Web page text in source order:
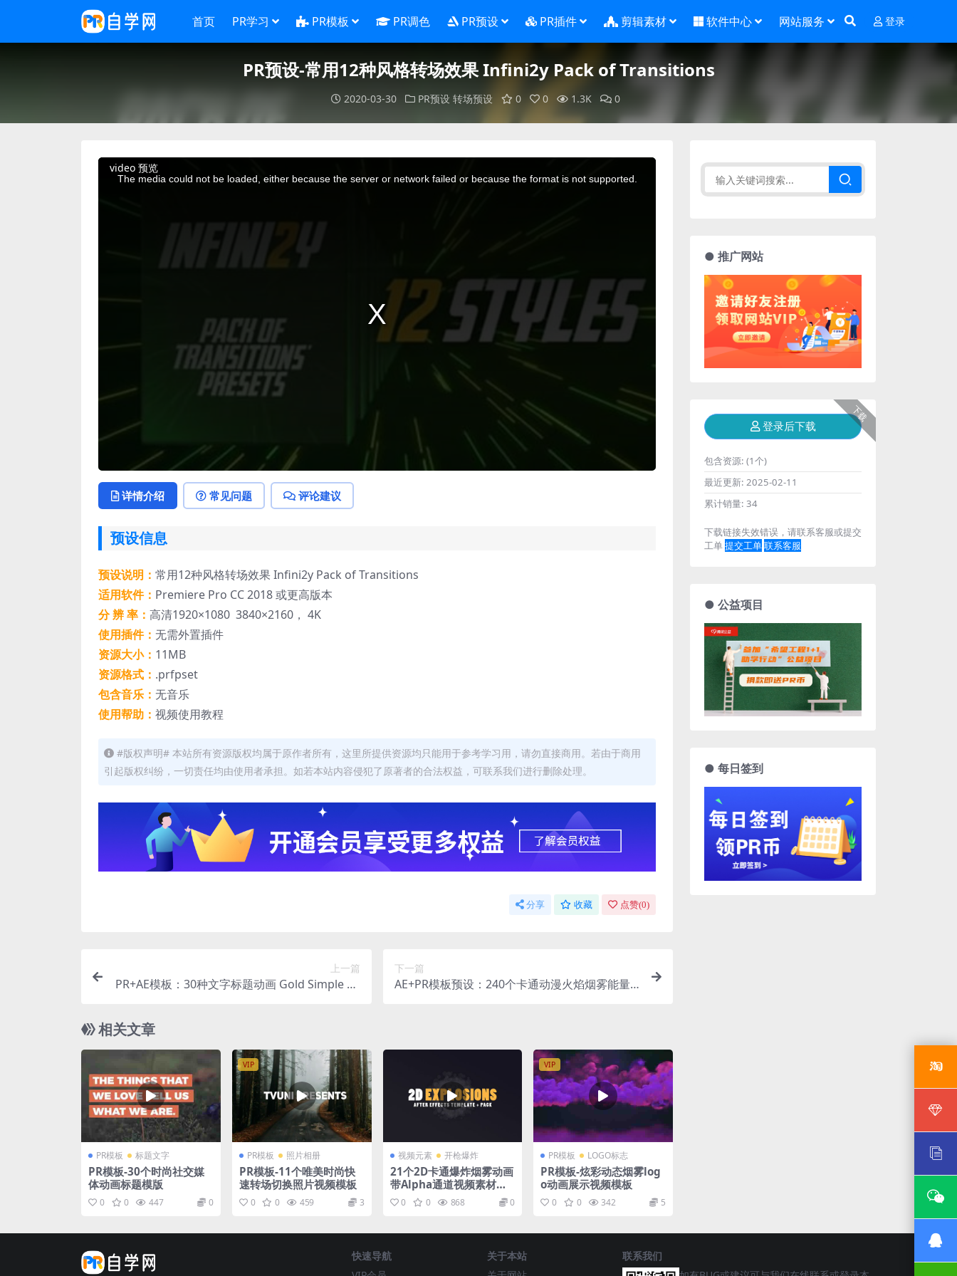
首页 PR学习 PR模板 PR调色 PR预设 PR插件 剪辑素材 软件中心 网站服务 登录
PR预设-常用12种风格转场效果 Infini2y Pack of Transitions
2020-03-30 PR预设 转场预设 0 0 1.3K 0
video 预览
This
The media could not be loaded, either because the server or network failed or because the format is not supported.
详情介绍 常见问题 评论建议
预设信息
预设说明： 常用12种风格转场效果 Infini2y Pack of Transitions
适用软件： Premiere Pro CC 2018 或更高版本
分 辨 率： 高清1920×1080 3840×2160， 4K
使用插件： 无需外置插件
资源大小： 11MB
资源格式： .prfpset
包含音乐： 无音乐
使用帮助： 视频使用教程
#版权声明# 本站所有资源版权均属于原作者所有，这里所提供资源均只能用于参考学习用，请勿直接商用。若由于商用
引起版权纠纷，一切责任均由使用者承担。如若本站内容侵犯了原著者的合法权益，可联系我们进行删除处理。
分享 收藏 点赞(0)
上一篇
PR+AE模板：30种文字标题动画 Gold Simple Tit
下一篇
AE+PR模板预设：240个卡通动漫火焰烟雾能量
相关文章
PR模板 标题文字
PR模板-30个时尚社交媒
体动画标题模版
0 0 447 0
VIP
PR模板 照片相册
PR模板-11个唯美时尚快
速转场切换照片视频模板
0 0 459 3
视频元素 开枪爆炸
21个2D卡通爆炸烟雾动画
带Alpha通道视频素材含A
E模板
0 0 868 0
VIP
PR模板 LOGO标志
PR模板-炫彩动态烟雾log
o动画展示视频模板
0 0 342 5
● 推广网站
下载
登录后下载
包含资源: (1个)
最近更新: 2025-02-11
累计销量: 34
下载链接失效错误，请联系客服或提交
工单提交工单联系客服
● 公益项目
● 每日签到
快速导航
关于本站
联系我们